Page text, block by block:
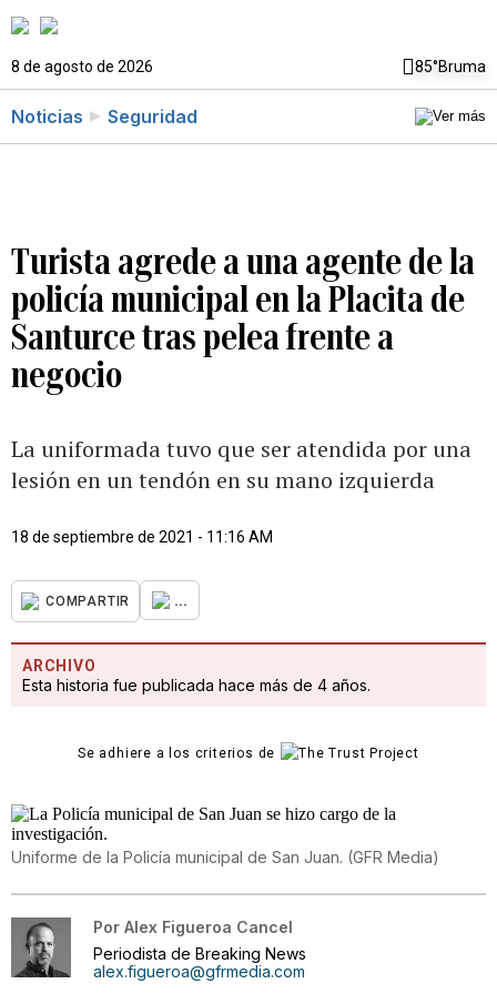
8 de agosto de 2026 85°Bruma
Noticias Seguridad
Turista agrede a una agente de la
policía municipal en la Placita de
Santurce tras pelea frente a
negocio
La uniformada tuvo que ser atendida por una
lesión en un tendón en su mano izquierda
18 de septiembre de 2021 - 11:16 AM
COMPARTIR ...
ARCHIVO
Esta historia fue publicada hace más de 4 años.
Se adhiere a los criterios de
Uniforme de la Policía municipal de San Juan. (GFR Media)
Por Alex Figueroa Cancel
Periodista de Breaking News
alex.figueroa@gfrmedia.com